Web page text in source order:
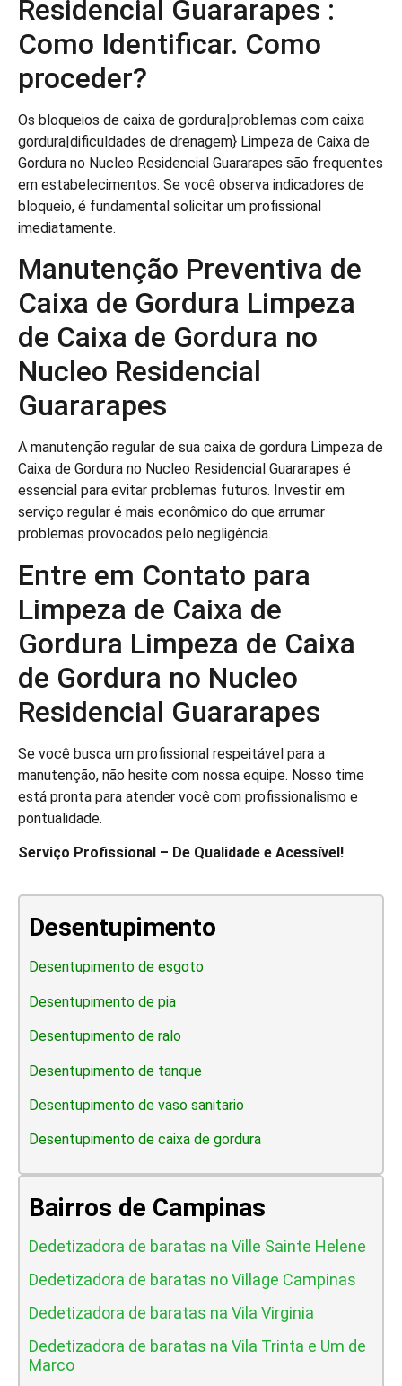
Residencial Guararapes :
Como Identificar. Como
proceder?
Os bloqueios de caixa de gordura|problemas com caixa
gordura|dificuldades de drenagem} Limpeza de Caixa de
Gordura no Nucleo Residencial Guararapes são frequentes
em estabelecimentos. Se você observa indicadores de
bloqueio, é fundamental solicitar um profissional
imediatamente.
Manutenção Preventiva de
Caixa de Gordura Limpeza
de Caixa de Gordura no
Nucleo Residencial
Guararapes
A manutenção regular de sua caixa de gordura Limpeza de
Caixa de Gordura no Nucleo Residencial Guararapes é
essencial para evitar problemas futuros. Investir em
serviço regular é mais econômico do que arrumar
problemas provocados pelo negligência.
Entre em Contato para
Limpeza de Caixa de
Gordura Limpeza de Caixa
de Gordura no Nucleo
Residencial Guararapes
Se você busca um profissional respeitável para a
manutenção, não hesite com nossa equipe. Nosso time
está pronta para atender você com profissionalismo e
pontualidade.
Serviço Profissional – De Qualidade e Acessível!
Desentupimento
Desentupimento de esgoto
Desentupimento de pia
Desentupimento de ralo
Desentupimento de tanque
Desentupimento de vaso sanitario
Desentupimento de caixa de gordura
Bairros de Campinas
Dedetizadora de baratas na Ville Sainte Helene
Dedetizadora de baratas no Village Campinas
Dedetizadora de baratas na Vila Virginia
Dedetizadora de baratas na Vila Trinta e Um de
Marco